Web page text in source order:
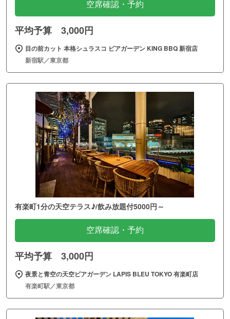
空席確認・予約
平均予算 3,000円
目の前カット 本格シュラスコ ビアガーデン KING BBQ 新宿店
新宿駅／東京都
有楽町1分の天空テラス♪/飲み放題付5000円～
空席確認・予約
平均予算 3,000円
夜景と青空の天空ビアガーデン LAPIS BLEU TOKYO 有楽町店
有楽町駅／東京都